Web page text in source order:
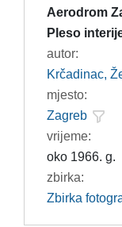
Aerodrom
Pleso
autor:
Krčadinac,
mjesto:
Zagreb
vrijeme:
oko 1966. g.
zbirka:
Zbirka